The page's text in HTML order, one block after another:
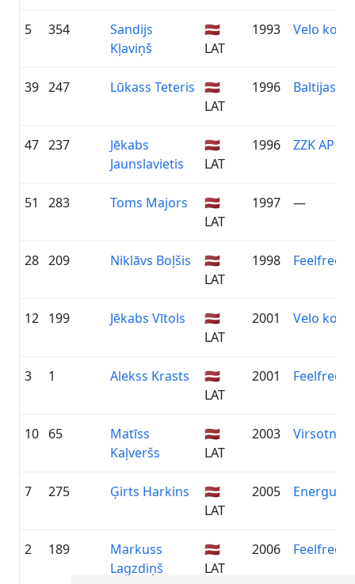
5 354
Sandijs
Kļaviņš
🇱🇻
LAT
1993 Velo
39 247 Lūkass Teteris 🇱🇻
LAT
1996 Baltijas
47 237
Jēkabs
Jaunslavietis
🇱🇻
LAT
1996 ZZK AP
51 283 Toms Majors
🇱🇻
LAT
1997 —
28 209 Niklāvs Boļšis
🇱🇻
LAT
1998 Feelfree.lv
12 199 Jēkabs Vītols
🇱🇻
LAT
2001 Velo
3 1 Alekss Krasts
🇱🇻
LAT
2001 Feelfree.lv
10 65
Matīss
Kaļveršs
🇱🇻
LAT
2003 Virsotne/
7 275 Ģirts Harkins
🇱🇻
LAT
2005 Energus
2 189
Markuss
Lagzdiņš
🇱🇻
LAT
2006 Feelfree.lv